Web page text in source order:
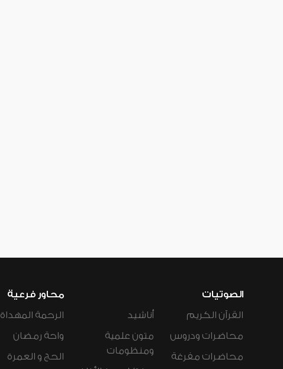
الصوتيات
القرآن الكريم
محاضرات ودروس
محاضرات مفرغة
أناشيد
متون علمية
ومنظومات
محاور فرعية
الرحمة المهداة
واحة رمضان
الحج و العمرة